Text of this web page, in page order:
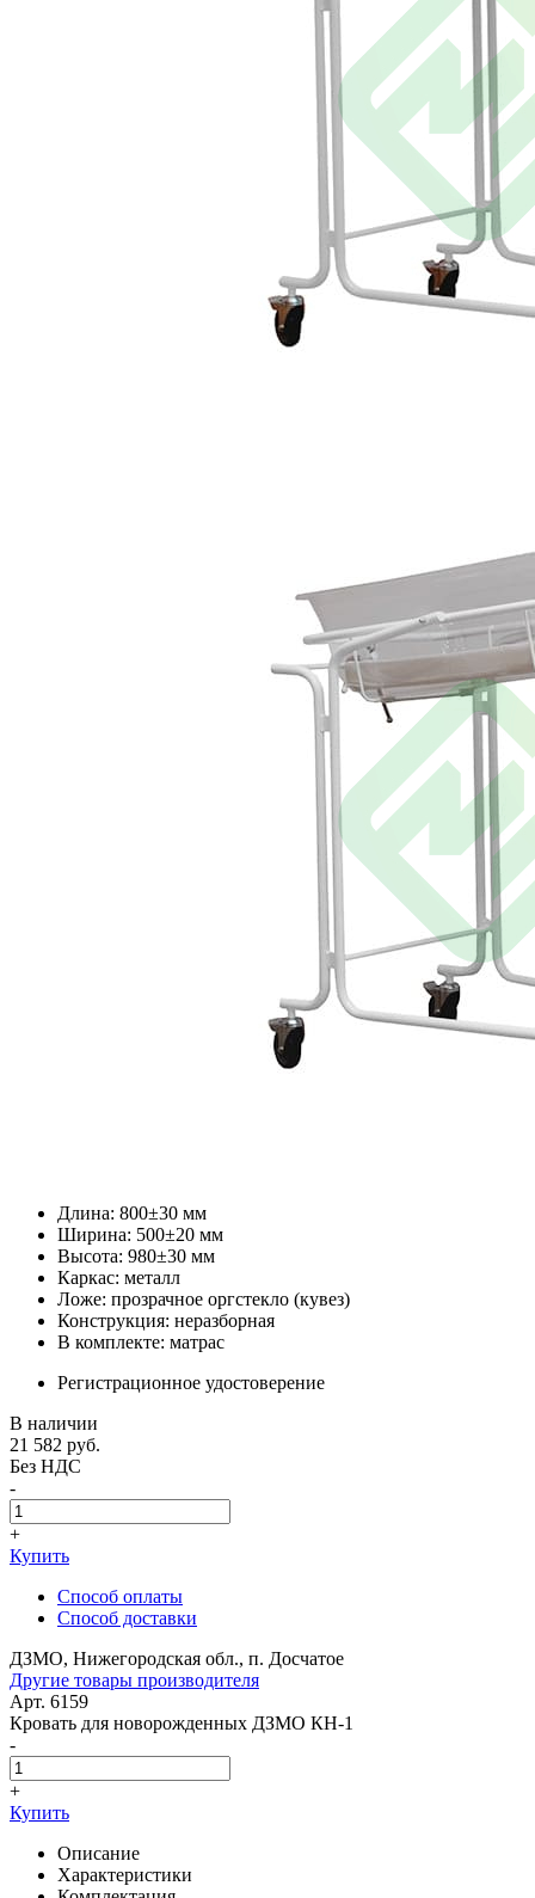
Длина: 800±30 мм
Ширина: 500±20 мм
Высота: 980±30 мм
Каркас: металл
Ложе: прозрачное оргстекло (кувез)
Конструкция: неразборная
В комплекте: матрас
Регистрационное удостоверение
В наличии
21 582 руб.
Без НДС
-
+
Купить
Способ оплаты
Способ доставки
ДЗМО, Нижегородская обл., п. Досчатое
Другие товары производителя
Арт. 6159
Кровать для новорожденных ДЗМО КН-1
-
+
Купить
Описание
Характеристики